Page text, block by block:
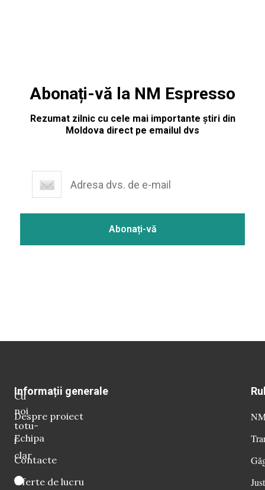
Abonați-vă la NM Espresso
Rezumat zilnic cu cele mai importante știri din
Moldova direct pe emailul dvs
Cu
noi
totu-
i
clar
Informații generale
Despre proiect
Echipa
Contacte
Oferte de lucru